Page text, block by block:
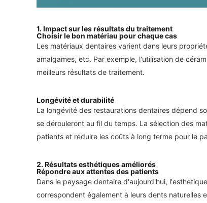
1. Impact sur les résultats du traitement
Choisir le bon matériau pour chaque cas
Les matériaux dentaires varient dans leurs
amalgames, etc. Par exemple, l'utilisation de
meilleurs résultats de traitement.
Longévité et durabilité
La longévité des restaurations dentaires dépend
se dérouleront au fil du temps. La sélection des
patients et réduire les coûts à long terme pour le
2. Résultats esthétiques améliorés
Répondre aux attentes des patients
Dans le paysage dentaire d'aujourd'hui,
correspondent également à leurs dents naturelles